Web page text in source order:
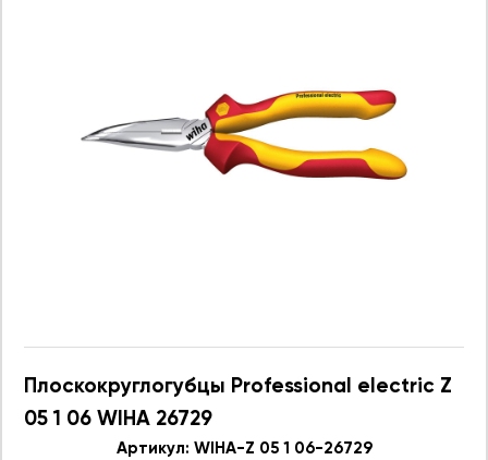
Плоскокруглогубцы Professional electric Z
05 1 06 WIHA 26729
Артикул: WIHA-Z 05 1 06-26729